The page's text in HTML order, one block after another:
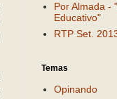
Por Almada -
Educativo"
RTP Set.
Temas
Opinando